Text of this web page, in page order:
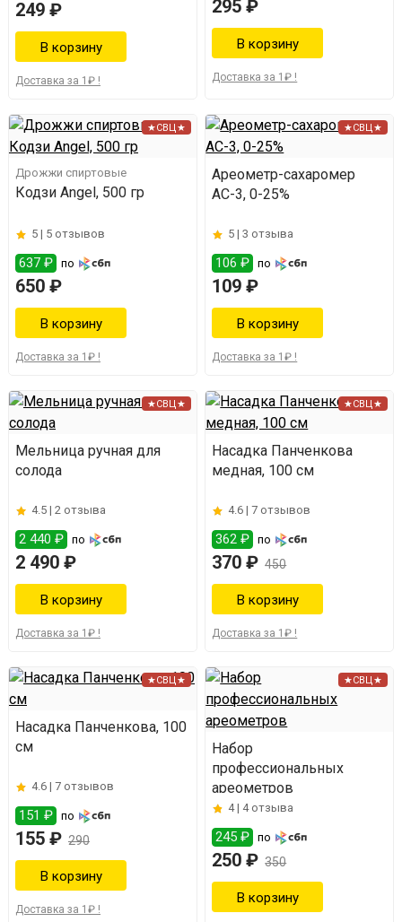
249 ₽
Доставка за 1₽ !
295 ₽
Доставка за 1₽ !
★СВЦ★
Дрожжи спиртовые
Кодзи Angel, 500 гр
5 | 5 отзывов
637 ₽ по
650 ₽
Доставка за 1₽ !
★СВЦ★
Ареометр-сахаромер
АС-3, 0-25%
5 |3 отзыва
106 ₽ по
109 ₽
Доставка за 1₽ !
★СВЦ★
Мельница ручная для
солода
4.5 | 2 отзыва
2 440 ₽ по
2 490 ₽
Доставка за 1₽ !
★СВЦ★
Насадка Панченкова
медная, 100 см
4.6 |7 отзывов
362 ₽ по
370 ₽ 450
Доставка за 1₽ !
★СВЦ★
Насадка Панченкова, 100
см
4.6 | 7 отзывов
151 ₽ по
155 ₽ 290
Доставка за 1₽ !
★СВЦ★
Набор
профессиональных
ареометров
4 | 4 отзыва
245 ₽ по
250 ₽ 350